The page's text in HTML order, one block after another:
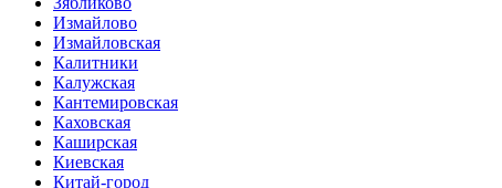
Измайлово
Измайловская
Калитники
Калужская
Кантемировская
Каховская
Каширская
Киевская
Китай-город